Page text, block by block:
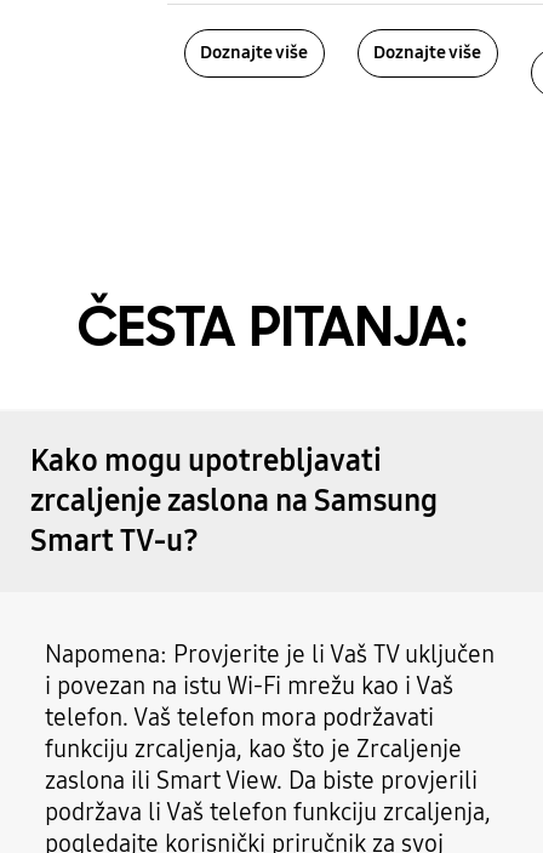
Doznajte više Doznajte više
ČESTA PITANJA:
Kako mogu upotrebljavati
zrcaljenje zaslona na Samsung
Smart TV-u?
Napomena: Provjerite je li Vaš TV uključen
i povezan na istu Wi-Fi mrežu kao i Vaš
telefon. Vaš telefon mora podržavati
funkciju zrcaljenja, kao što je Zrcaljenje
zaslona ili Smart View. Da biste provjerili
podržava li Vaš telefon funkciju zrcaljenja,
pogledajte korisnički priručnik za svoj